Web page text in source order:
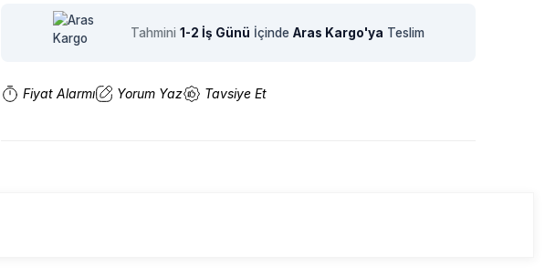
Tahmini 1-2 İş Günü İçinde Aras Kargo'ya Teslim
Fiyat Alarmı Yorum Yaz Tavsiye Et